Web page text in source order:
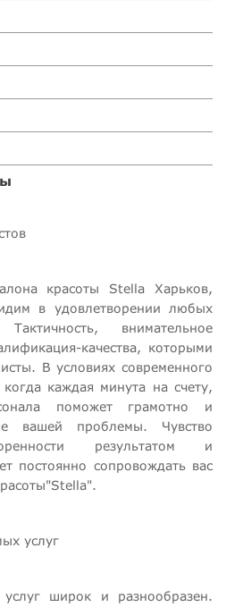
красоты Stella Харьков,
в удовлетворении любых
внимательное
качества, которыми
В условиях современного
каждая минута на счету,
поможет грамотно и
вашей проблемы. Чувство
результатом и
постоянно сопровождать вас
услуг
широк и разнообразен.